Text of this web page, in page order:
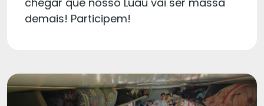
demais! Participem!